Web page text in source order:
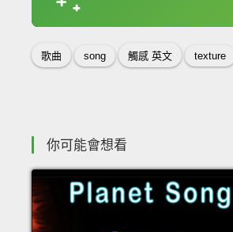
歌曲 song 觸感 英文 texture
你可能會想看